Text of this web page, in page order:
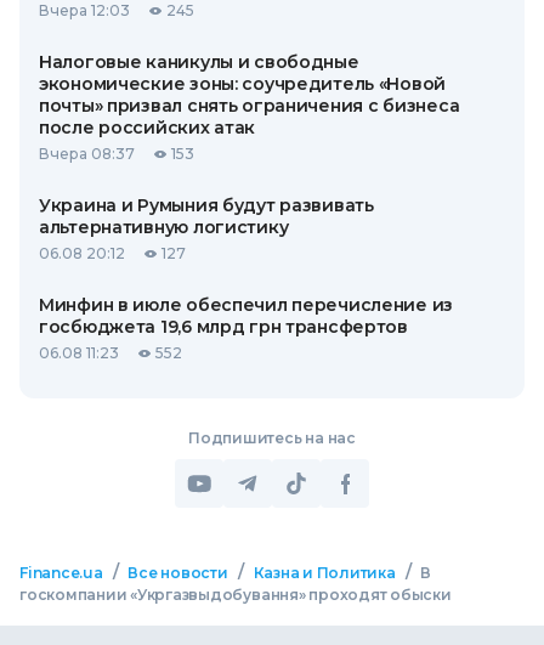
Вчера 12:03 245
Налоговые каникулы и свободные
экономические зоны: соучредитель «Новой
почты» призвал снять ограничения с бизнеса
после российских атак
Вчера 08:37 153
Украина и Румыния будут развивать
альтернативную логистику
06.08 20:12 127
Минфин в июле обеспечил перечисление из
госбюджета 19,6 млрд грн трансфертов
06.08 11:23 552
Подпишитесь на нас
Finance.ua / Все новости / Казна и Политика / В
госкомпании «Укргазвыдобування» проходят обыски